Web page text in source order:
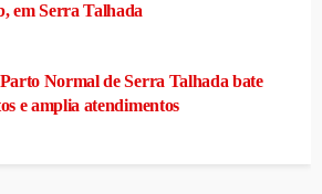
em Serra Talhada
Normal de Serra Talhada bate
e amplia atendimentos